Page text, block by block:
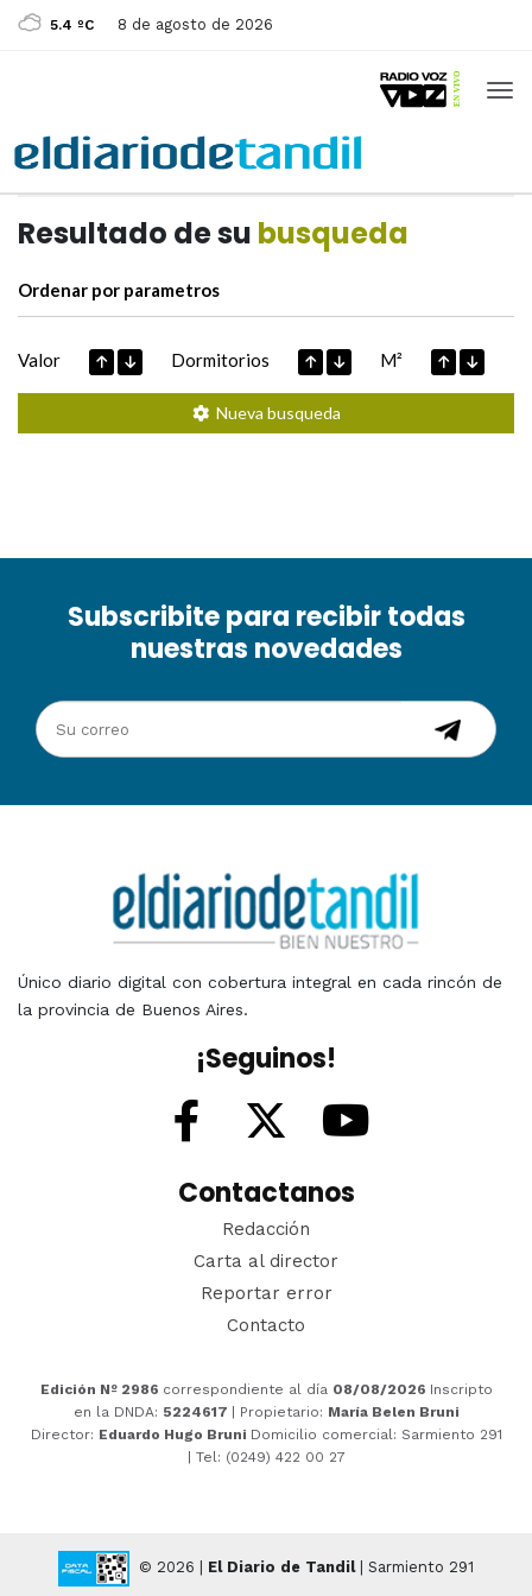
5.4 ºC 8 de agosto de 2026
Resultado de su busqueda
Ordenar por parametros
Valor Dormitorios M²
Nueva busqueda
Subscribite para recibir todas
nuestras novedades
Único diario digital con cobertura integral en cada rincón de
la provincia de Buenos Aires.
¡Seguinos!
Contactanos
Redacción
Carta al director
Reportar error
Contacto
Edición Nº 2986 correspondiente al día 08/08/2026 Inscripto
en la DNDA: 5224617 | Propietario: María Belen Bruni
Director: Eduardo Hugo Bruni Domicilio comercial: Sarmiento 291
| Tel: (0249) 422 00 27
© 2026 | El Diario de Tandil| Sarmiento 291